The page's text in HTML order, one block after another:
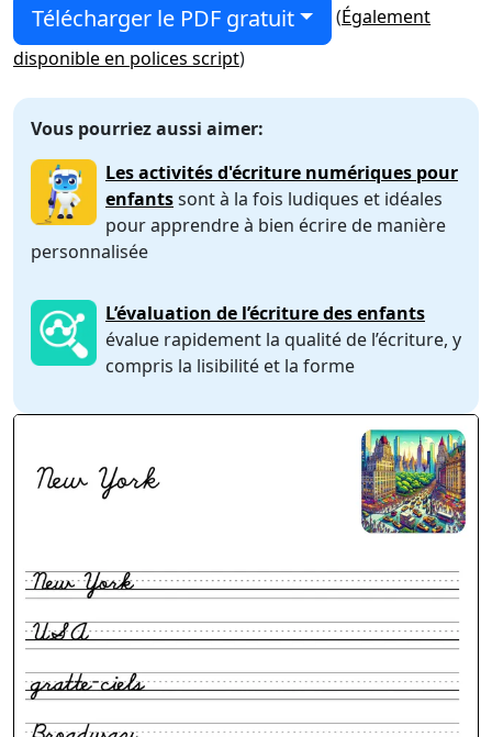
Télécharger le PDF gratuit (Également
disponible en polices script)
Vous pourriez aussi aimer:
Les activités d'écriture numériques pour
enfantssont à la fois ludiques et idéales
pour apprendre à bien écrire de manière
personnalisée
L’évaluation de l’écriture des enfants
évalue rapidement la qualité de l’écriture, y
compris la lisibilité et la forme